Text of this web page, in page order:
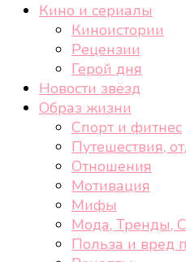
cheek-look.ru
Женский сайт о звездах
здоровом образе жизни,
Кино и сериалы
Киноистории
Рецензии
Герой дня
Новости звёзд
Образ жизни
Спорт и фитнес
Путешествия,
Отношения
Мотивация
Мифы
Мода, Тренды,
Польза и вред